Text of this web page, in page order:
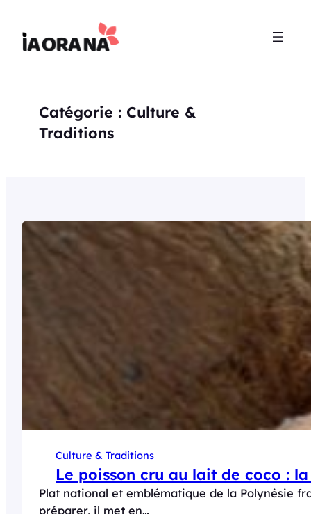
contenu
Catégorie : Culture &
Traditions
Culture & Traditions
Le poisson cru au lait de coco :
Plat national et emblématique de la Polynésie
préparer, il met en…